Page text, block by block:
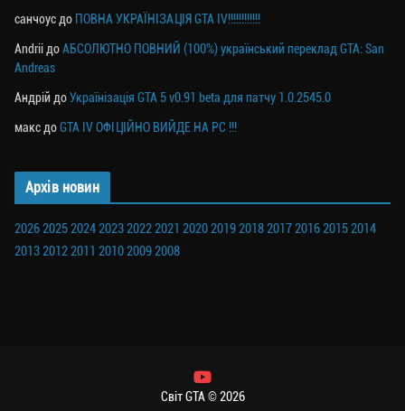
санчоус до ПОВНА УКРАЇНІЗАЦІЯ GTA IV!!!!!!!!!!!!
Andrii доАБСОЛЮТНО ПОВНИЙ (100%) український переклад GTA: San
Andreas
Андрій доУкраїнізація GTA 5 v0.91 beta для патчу 1.0.2545.0
макс доGTA IV ОФІЦІЙНО ВИЙДЕ НА PC !!!
Архів новин
202620252024202320222021 2020201920182017201620152014
201320122011 201020092008
Світ GTA © 2026